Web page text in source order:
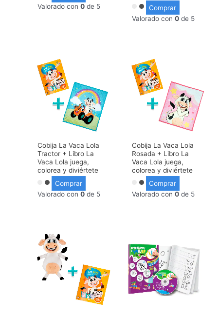
Valorado con0 de 5
Comprar
Valorado con 0de 5
Cobija La Vaca Lola
Tractor + Libro La
Vaca Lola juega,
colorea y diviértete
Comprar
Valorado con0 de 5
Cobija La Vaca Lola
Rosada + Libro La
Vaca Lola juega,
colorea y diviértete
Comprar
Valorado con 0de 5